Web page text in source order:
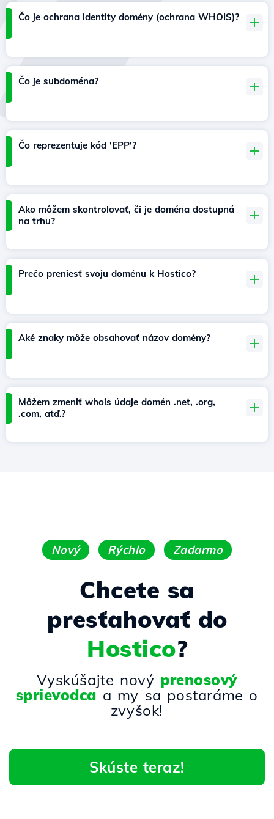
Čo je ochrana identity domény (ochrana WHOIS)?
Čo je subdoména?
Čo reprezentuje kód 'EPP'?
Ako môžem skontrolovať, či je doména dostupná
na trhu?
Prečo preniesť svoju doménu k Hostico?
Aké znaky môže obsahovať názov domény?
Môžem zmeniť whois údaje domén .net, .org,
.com, atď.?
Nový Rýchlo Zadarmo
Chcete sa
presťahovať do
Hostico?
Vyskúšajte nový prenosový
sprievodca a my sa postaráme o
zvyšok!
Skúste teraz!